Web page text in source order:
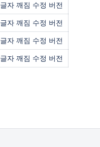
글자 깨짐 수정 버전
글자 깨짐 수정 버전
글자 깨짐 수정 버전
글자 깨짐 수정 버전